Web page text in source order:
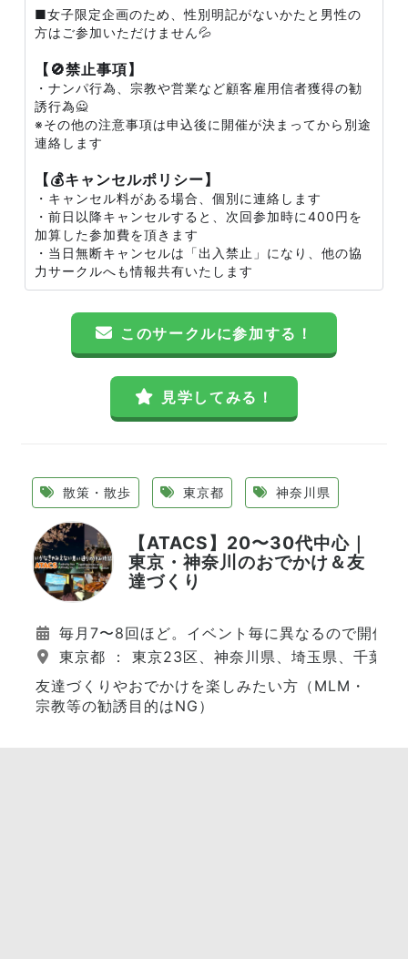
■女子限定企画のため、性別明記がないかたと男性の
方はご参加いただけません💦
【🚫禁止事項】
・ナンパ行為、宗教や営業など顧客雇用信者獲得の勧
誘行為🙅
※その他の注意事項は申込後に開催が決まってから別途
連絡します
【💰キャンセルポリシー】
・キャンセル料がある場合、個別に連絡します
・前日以降キャンセルすると、次回参加時に400円を
加算した参加費を頂きます
・当日無断キャンセルは「出入禁止」になり、他の協
力サークルへも情報共有いたします
このサークルに参加する！
見学してみる！
散策・散歩 東京都 神奈川県
【ATACS】20〜30代中心｜
東京・神奈川のおでかけ＆友
達づくり
毎月7〜8回ほど。イベント毎に異なるので開催
東京都 ： 東京23区、神奈川県、埼玉県、千葉県
友達づくりやおでかけを楽しみたい方（MLM・
宗教等の勧誘目的はNG）